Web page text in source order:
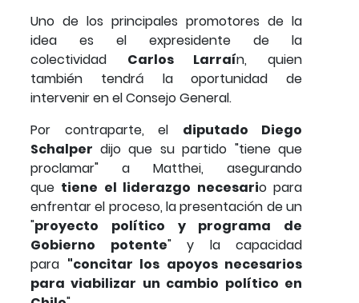
Uno de los principales promotores de la
idea es el expresidente de la
colectividad Carlos Larraín, quien
también tendrá la oportunidad de
intervenir en el Consejo General.
Por contraparte, el diputado Diego
Schalper dijo que su partido "tiene que
proclamar" a Matthei, asegurando
que tiene el liderazgo necesario para
enfrentar el proceso, la presentación de un
"proyecto político y programa de
Gobierno potente" y la capacidad
para "concitar los apoyos necesarios
para viabilizar un cambio político en